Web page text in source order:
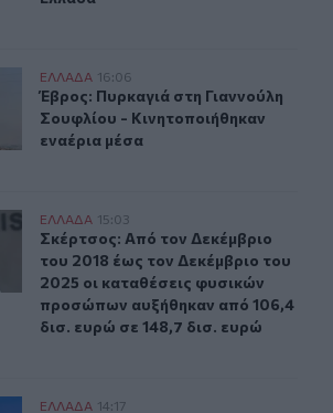
στη Γιαννούλη Σουφλίου -
ΕΛΛAΔΑ 16:06
Έβρος: Πυρκαγιά στη Γιαννούλη
Έβρος: Πυρκαγιά στη Γιαννούλη
Σουφλίου - Κινητοποιήθηκαν
εναέρια μέσα
Δεκέμβριο του 2018 έως τον
ΕΛΛAΔΑ 15:03
Σκέρτσος: Από τον Δεκέμβριο του
Σκέρτσος: Από τον Δεκέμβριο
του 2018 έως τον Δεκέμβριο του
2025 οι καταθέσεις φυσικών
προσώπων αυξήθηκαν από 106,4
δισ. ευρώ σε 148,7 δισ. ευρώ
Προεκλογική αλλά όχι
ΕΛΛAΔΑ 14:17